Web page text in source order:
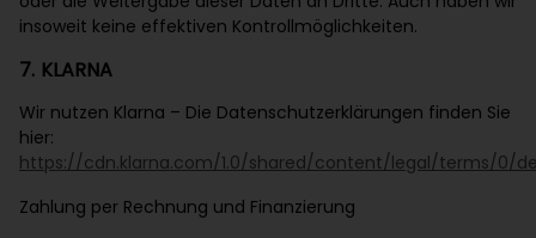
insoweit keine effektiven Kontrollmöglichkeiten.
7. KLARNA
Wir nutzen Klarna – Die Datenschutzerklärungen finden Sie
hier:
https://cdn.klarna.com/1.0/shared/content/legal/terms/0/
Zahlung per Rechnung und Finanzierung